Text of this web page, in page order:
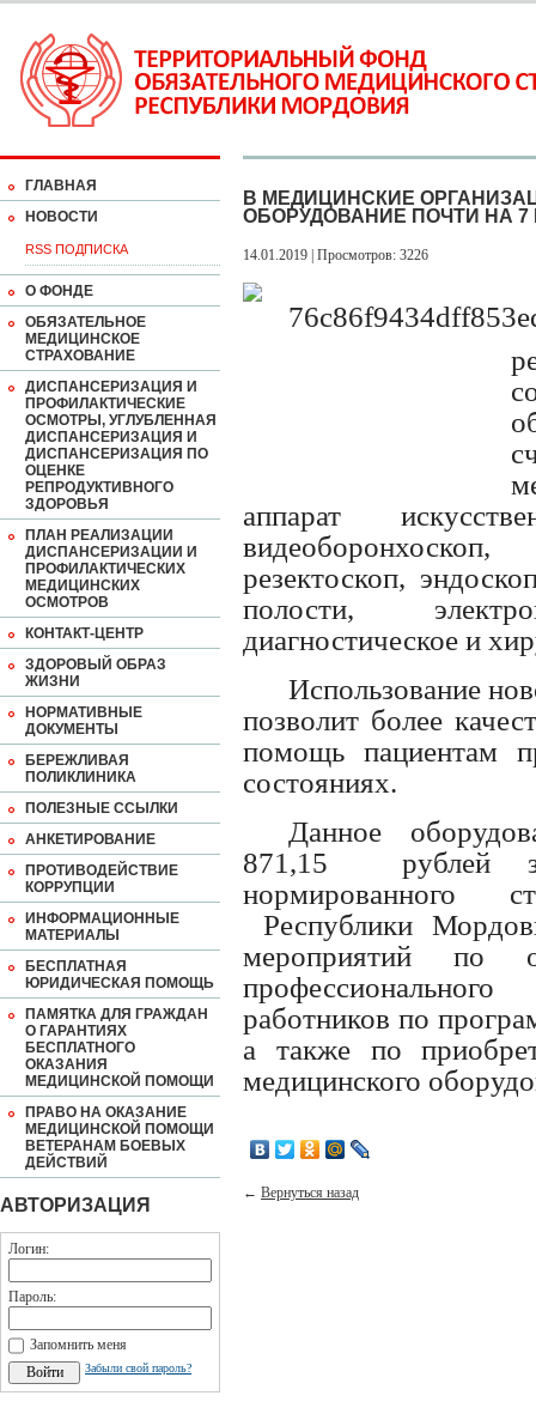
ГЛАВНАЯ
НОВОСТИ
RSS ПОДПИСКА
О ФОНДЕ
ОБЯЗАТЕЛЬНОЕ
МЕДИЦИНСКОЕ
СТРАХОВАНИЕ
ДИСПАНСЕРИЗАЦИЯ И
ПРОФИЛАКТИЧЕСКИЕ
ОСМОТРЫ, УГЛУБЛЕННАЯ
ДИСПАНСЕРИЗАЦИЯ И
ДИСПАНСЕРИЗАЦИЯ ПО
ОЦЕНКЕ
РЕПРОДУКТИВНОГО
ЗДОРОВЬЯ
ПЛАН РЕАЛИЗАЦИИ
ДИСПАНСЕРИЗАЦИИ И
ПРОФИЛАКТИЧЕСКИХ
МЕДИЦИНСКИХ
ОСМОТРОВ
КОНТАКТ-ЦЕНТР
ЗДОРОВЫЙ ОБРАЗ
ЖИЗНИ
НОРМАТИВНЫЕ
ДОКУМЕНТЫ
БЕРЕЖЛИВАЯ
ПОЛИКЛИНИКА
ПОЛЕЗНЫЕ ССЫЛКИ
АНКЕТИРОВАНИЕ
ПРОТИВОДЕЙСТВИЕ
КОРРУПЦИИ
ИНФОРМАЦИОННЫЕ
МАТЕРИАЛЫ
БЕСПЛАТНАЯ
ЮРИДИЧЕСКАЯ ПОМОЩЬ
ПАМЯТКА ДЛЯ ГРАЖДАН
О ГАРАНТИЯХ
БЕСПЛАТНОГО
ОКАЗАНИЯ
МЕДИЦИНСКОЙ ПОМОЩИ
ПРАВО НА ОКАЗАНИЕ
МЕДИЦИНСКОЙ ПОМОЩИ
ВЕТЕРАНАМ БОЕВЫХ
ДЕЙСТВИЙ
АВТОРИЗАЦИЯ
Логин:
Пароль:
Запомнить меня
Забыли свой пароль?
В МЕДИЦИНСКИЕ
ОБОРУДОВАНИЕ ПОЧТИ НА 7
14.01.2019 | Просмотров: 3226
аппарат
резектоскоп,
полости,
диагностическое и
Использование
позволит более
помощь пациентам
состояниях.
Данное
871,15
рублей
нормированного
Республики
мероприятий по
работников по
а также по
медицинского
← Вернуться назад